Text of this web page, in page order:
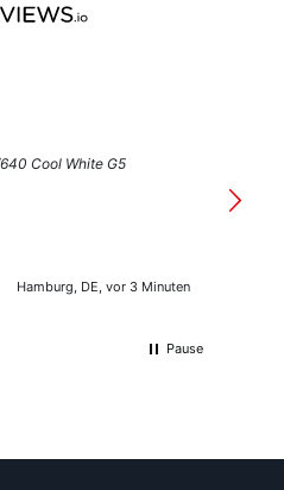
Cool White G5
Hamburg, DE, vor 3 Minuten
Pause